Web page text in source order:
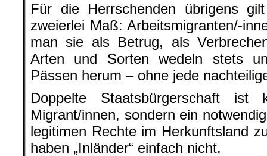
Für die Herrschenden übrigens
zweierlei Maß: Arbeitsmigranten/-
man sie als Betrug, als
Arten und Sorten wedeln stets
Pässen herum – ohne jede
Doppelte Staatsbürgerschaft ist
Migrant/innen, sondern ein
legitimen Rechte im Herkunftsland
haben „Inländer“ einfach nicht.